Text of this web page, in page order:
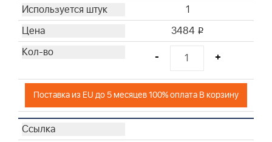
1
3484 i
- +
Поставка из EU до 5 месяцев 100% оплата В корзину